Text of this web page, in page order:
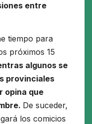
entre
tiempo para
próximos 15
algunos se
provinciales
opina que
De suceder,
los comicios